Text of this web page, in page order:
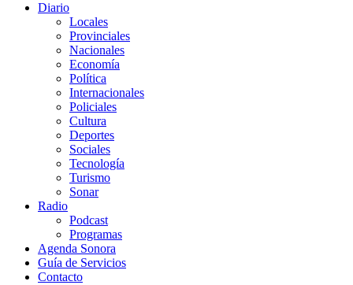
Diario
Locales
Provinciales
Nacionales
Economía
Política
Internacionales
Policiales
Cultura
Deportes
Sociales
Tecnología
Turismo
Sonar
Radio
Podcast
Programas
Agenda Sonora
Guía de Servicios
Contacto